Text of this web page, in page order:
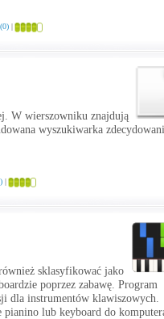
(0) |
W wierszowniku znajdują
wyszukiwarka
|
sklasyfikować jako
poprzez zabawę. Program
dla instrumentów klawiszowych.
pianino lub keyboard do